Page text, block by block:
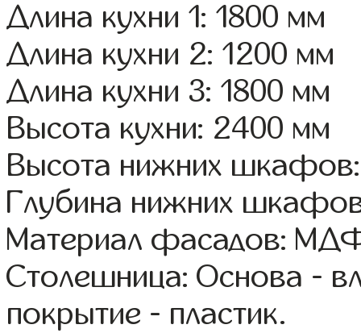
Длина кухни 1: 1800 мм
Длина кухни 2: 1200 мм
Длина кухни 3: 1800 мм
Высота кухни: 2400 мм
Высота нижних
Глубина нижних
Материал фасадов:
Столешница: Основа -
покрытие - пластик.